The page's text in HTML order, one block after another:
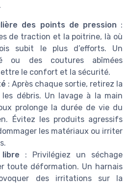
des points de pression :
de traction et la poitrine, là où
subit le plus d’efforts. Un
ou des coutures abîmées
le confort et la sécurité.
: Après chaque sortie, retirez la
débris. Un lavage à la main
prolonge la durée de vie du
Évitez les produits agressifs
les matériaux ou irriter
: Privilégiez un séchage
toute déformation. Un harnais
des irritations sur la